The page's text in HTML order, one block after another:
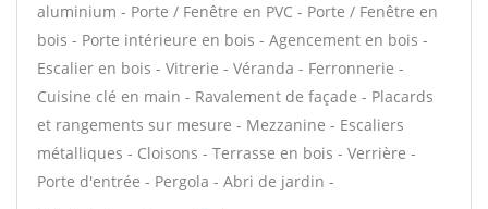
aluminium - Porte / Fenêtre en PVC - Porte / Fenêtre en
bois - Porte intérieure en bois - Agencement en bois -
Escalier en bois - Vitrerie - Véranda - Ferronnerie -
Cuisine clé en main - Ravalement de façade - Placards
et rangements sur mesure - Mezzanine - Escaliers
métalliques - Cloisons - Terrasse en bois - Verrière -
Porte d'entrée - Pergola - Abri de jardin -